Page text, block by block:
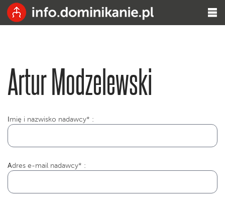
Artur Modzelewski
mię i nazwisko nadawcy* :
Adres e-mail nadawcy* :